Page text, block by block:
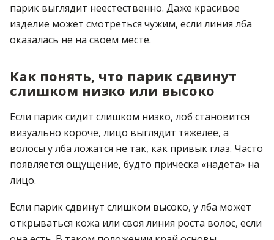
парик выглядит неестественно. Даже красивое
изделие может смотреться чужим, если линия лба
оказалась не на своем месте.
Как понять, что парик сдвинут
слишком низко или высоко
Если парик сидит слишком низко, лоб становится
визуально короче, лицо выглядит тяжелее, а
волосы у лба ложатся не так, как привык глаз. Часто
появляется ощущение, будто прическа «надета» на
лицо.
Если парик сдвинут слишком высоко, у лба может
открываться кожа или своя линия роста волос, если